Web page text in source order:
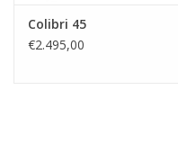
Colibri 45
€2.495,00